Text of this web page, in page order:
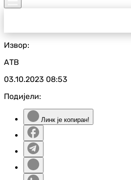
Извор:
АТВ
03.10.2023 08:53
Подијели:
Линк је копиран!